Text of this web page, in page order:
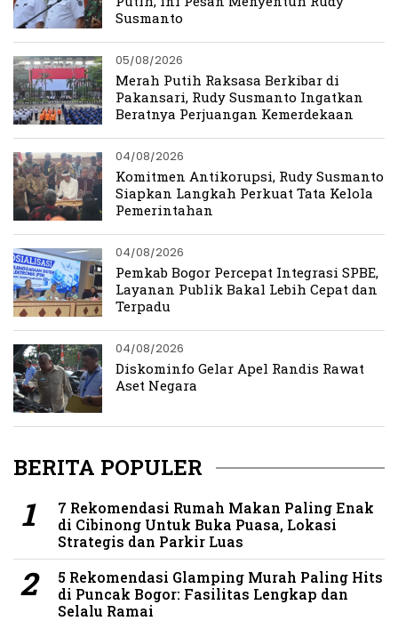
Susmanto
05/08/2026
Merah Putih Raksasa Berkibar di
Pakansari, Rudy Susmanto Ingatkan
Beratnya Perjuangan Kemerdekaan
04/08/2026
Komitmen Antikorupsi, Rudy Susmanto
Siapkan Langkah Perkuat Tata Kelola
Pemerintahan
04/08/2026
Pemkab Bogor Percepat Integrasi SPBE,
Layanan Publik Bakal Lebih Cepat dan
Terpadu
04/08/2026
Diskominfo Gelar Apel Randis Rawat
Aset Negara
BERITA POPULER
7 Rekomendasi Rumah Makan Paling Enak
di Cibinong Untuk Buka Puasa, Lokasi
Strategis dan Parkir Luas
5 Rekomendasi Glamping Murah Paling Hits
di Puncak Bogor: Fasilitas Lengkap dan
Selalu Ramai